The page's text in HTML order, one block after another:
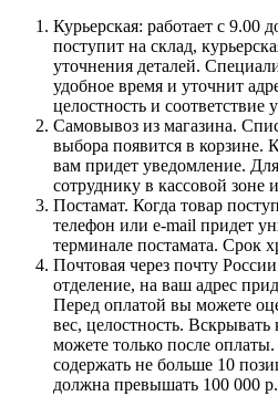
Курьерская: работает с 9.00
поступит на склад,
уточнения деталей.
удобное время и уточнит
целостность и соответствие
Самовывоз из магазина.
выбора появится в корзине.
вам придет уведомление.
сотруднику в кассовой зоне
Постамат. Когда товар
телефон или e-mail придет
терминале постамата. Срок
Почтовая через почту
отделение, на ваш адрес
Перед оплатой вы можете
вес, целостность.
можете только после
содержать не больше 10
должна превышать 100 000 р.